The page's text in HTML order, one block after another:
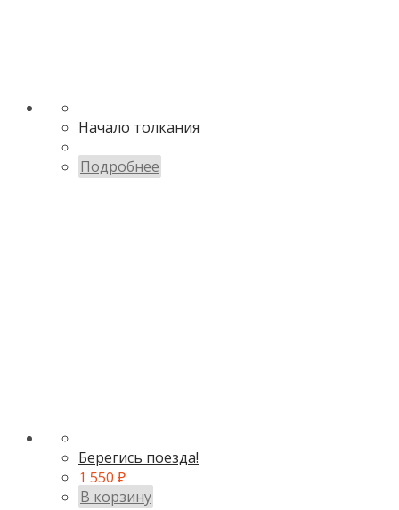
Начало толкания
Подробнее
Берегись поезда!
1 550 ₽
В корзину